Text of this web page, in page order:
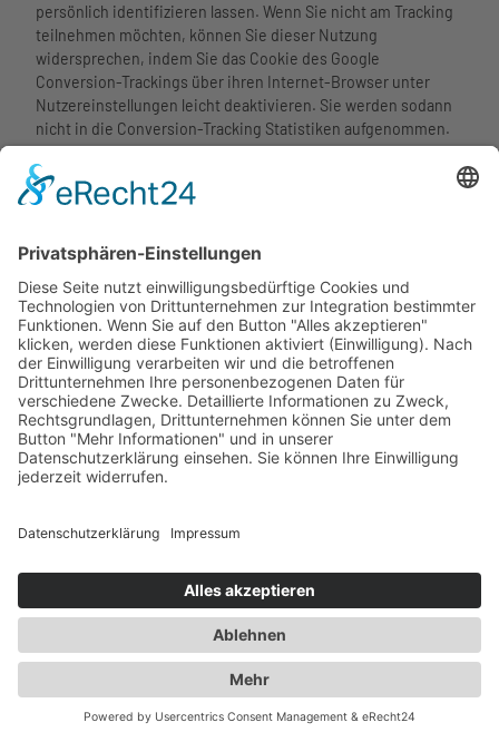
persönlich identifizieren lassen. Wenn Sie nicht am Tracking
teilnehmen möchten, können Sie dieser Nutzung
widersprechen, indem Sie das Cookie des Google
Conversion-Trackings über ihren Internet-Browser unter
Nutzereinstellungen leicht deaktivieren. Sie werden sodann
nicht in die Conversion-Tracking Statistiken aufgenommen.
Die Speicherung von “Conversion-Cookies” und die Nutzung
dieses Tracking-Tools erfolgen auf Grundlage von Art. 6 Abs. 1
sein Webangebot als auch seine Werbung zu optimieren.
Mehr Informationen zu Google AdWords und Google
Conversion-Tracking finden Sie in den
Datenschutzbestimmungen von
Google:policies.google.com/privacy.
Sie können Ihren Browser so einstellen, dass Sie über das
Setzen von Cookies informiert werden und Cookies nur im
Einzelfall erlauben, die Annahme von Cookies für bestimmte
Fälle oder generell ausschließen sowie das automatische
Bei der Deaktivierung von Cookies kann die Funktionalität
7. Newsletter und Büsum-Ticker
Wenn Sie die auf der Website angebotenen Newsletter
beziehen möchten, benötigen wir von Ihnen eine E-Mail-
Adresse sowie Informationen, welche uns die Überprüfung